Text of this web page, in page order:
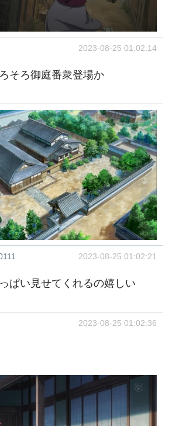
2023-08-25 01:02:14
そろ御庭番衆登場か
2023-08-25 01:02:21
ぱい見せてくれるの嬉しい
2023-08-25 01:02:36